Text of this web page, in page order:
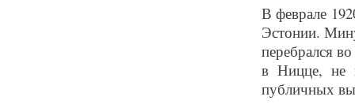
В феврале
Эстонии.
перебрался
в Ницце, не
публичных